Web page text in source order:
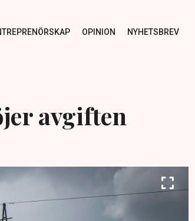
OPINION NYHETSBREV
avgiften